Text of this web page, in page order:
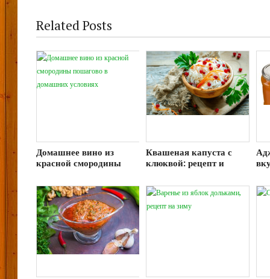
Related Posts
Домашнее вино из
красной смородины
условиях
Квашеная капуста с
клюквой: рецепт и